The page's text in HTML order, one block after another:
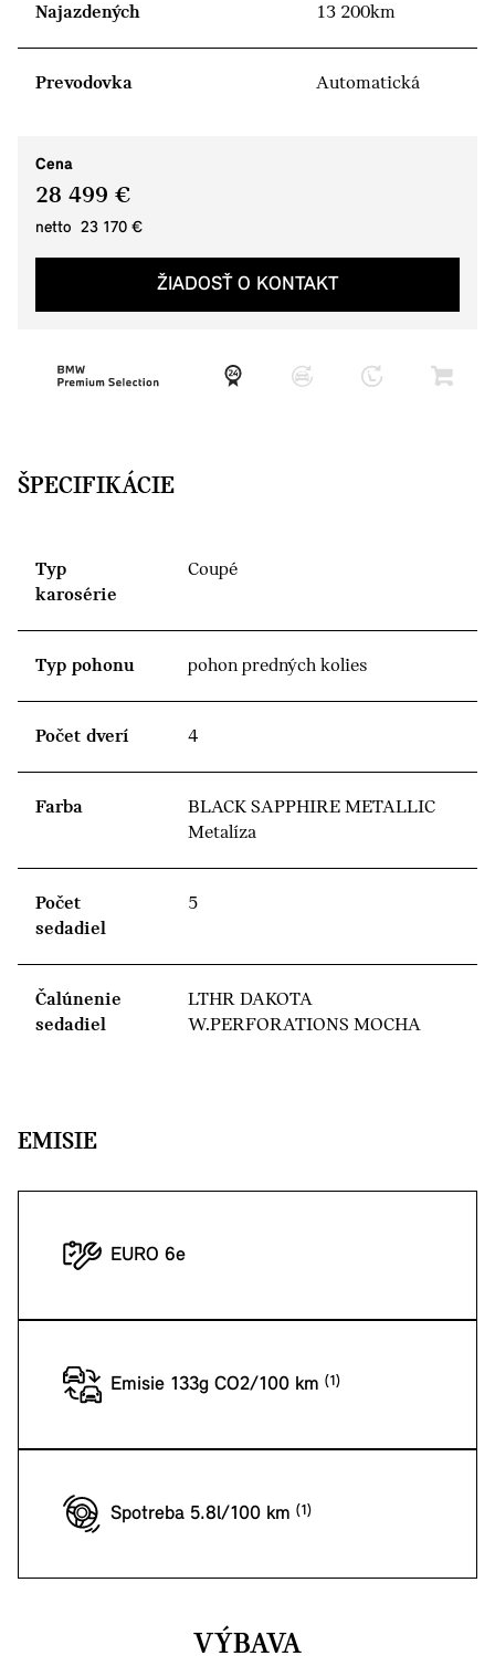
Najazdených 13 200km
Prevodovka Automatická
Cena
28 499 €
netto 23 170 €
ŽIADOSŤ O KONTAKT
ŠPECIFIKÁCIE
Typ
karosérie
Coupé
Typ pohonu pohon predných kolies
Počet dverí 4
Farba
BLACK SAPPHIRE METALLIC
Metalíza
Počet
sedadiel
5
Čalúnenie
sedadiel
LTHR DAKOTA
W.PERFORATIONS MOCHA
EMISIE
EURO 6e
Emisie 133g CO2/100 km
Spotreba 5.8l/100 km
VÝBAVA